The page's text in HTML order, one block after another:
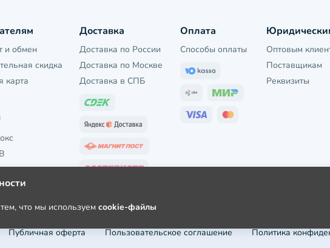
и обмен
скидка
карта
Доставка
Доставка по России
Доставка по Москве
Доставка в СПБ
Оплата
Способы оплаты
Оптовым
Поставщикам
Реквизиты
Публичная оферта Пользовательское соглашение Политика
что мы используем cookie-файлы